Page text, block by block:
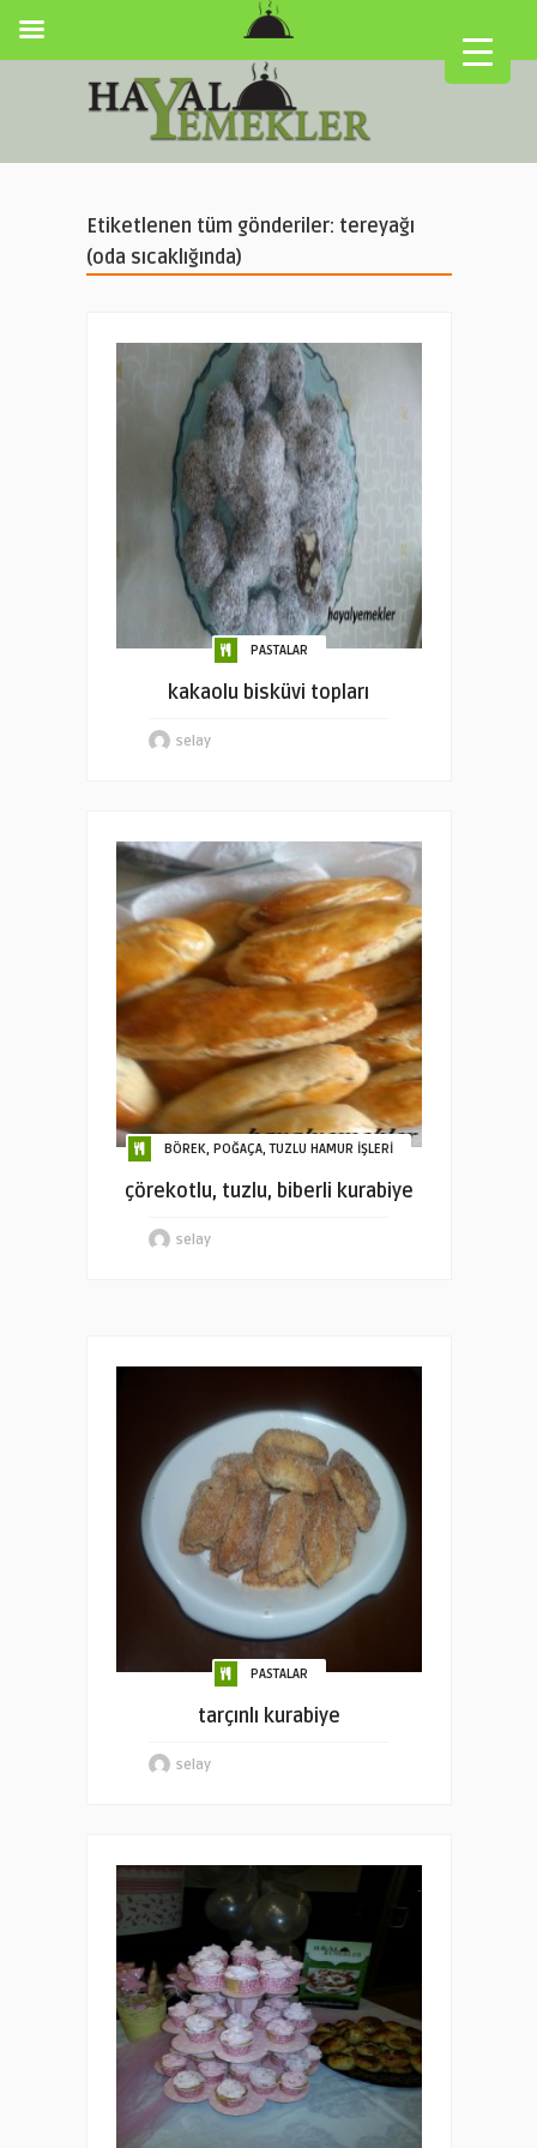
Etiketlenen tüm gönderiler: tereyağı
(oda sıcaklığında)
PASTALAR
kakaolu bisküvi topları
selay
BÖREK, POĞAÇA, TUZLU HAMUR İŞLERİ
çörekotlu, tuzlu, biberli kurabiye
selay
PASTALAR
tarçınlı kurabiye
selay